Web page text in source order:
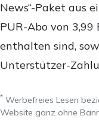
News“-Paket aus
PUR-Abo von
enthalten sind,
Unterstützer-
* Werbefreies Lesen
Website ganz ohne